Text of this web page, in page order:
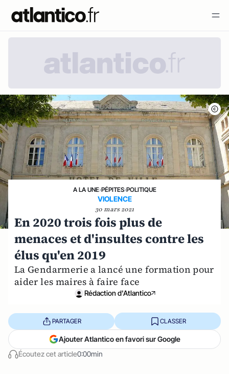
A LA UNE›PÉPITES›POLITIQUE
VIOLENCE
30 mars 2021
En 2020 trois fois plus de
menaces et d'insultes contre les
élus qu'en 2019
La Gendarmerie a lancé une formation pour
aider les maires à faire face
Rédaction d'Atlantico
Écoutez cet article0:00min
PARTAGER CLASSER
Ajouter Atlantico en favori sur Google